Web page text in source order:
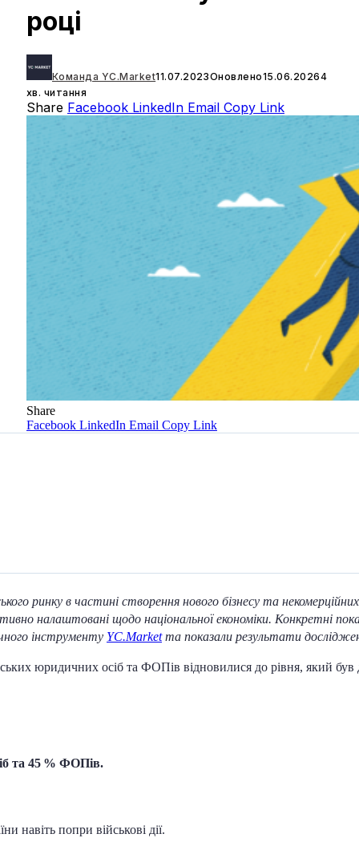
році
Команда YC.Market11.07.2023Оновлено15.06.20264
хв. читання
Share Facebook LinkedIn Email Copy Link
Share
Facebook LinkedIn Email Copy Link
ринку в частині створення нового бізнесу та
щодо національної економіки. Конкретні
інструменту YC.Marketта показали результати
юридичних осіб та ФОПів відновилися до рівня, який
та 45 % ФОПів.
навіть попри військові дії.